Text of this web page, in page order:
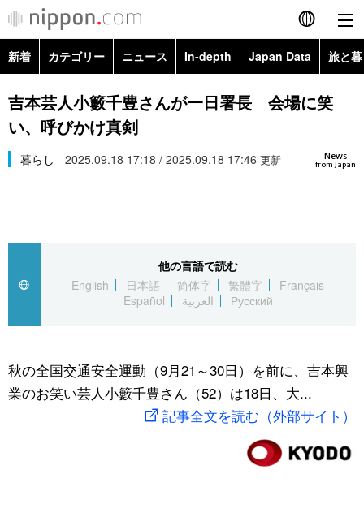
English
简体字
Русский
カテゴリー
経済・ビジネス
国際
文化
トップ
アーカイブ
In-depth
Japan Data
動画/Live
新着 カテゴリー ニュース In-depth Japan Data 旅と
政治・外交
経済・ビジネス
スポーツ・東京2020
Topics
吉本芸人小籔千豊さんが一日署長 会場に笑
い、呼びかけ真剣
News
from Japan
暮らし 2025.09.18 17:18 / 2025.09.18 17:46 更新
他の言語で読む
English
日本語 简体字 繁體字
Français
Español
العربية Русский
秋の全国交通安全運動（9月21～30日）を前に、吉本興
業のお笑い芸人小籔千豊さん（52）は18日、大...
記事全文を読む（外部サイト）